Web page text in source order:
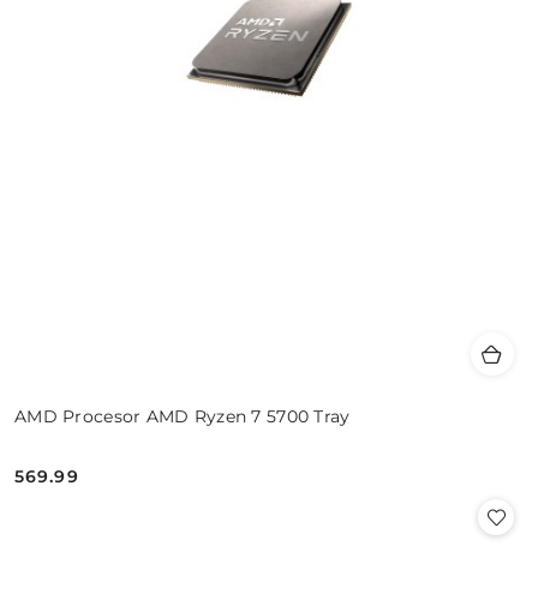
AMD Procesor AMD Ryzen 7 5700 Tray
Cena:
569.99